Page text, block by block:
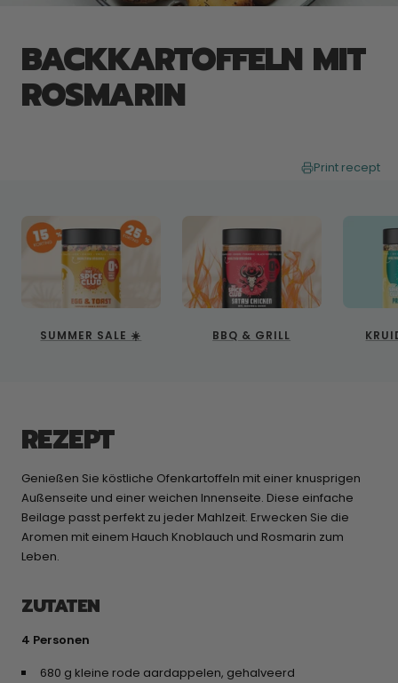
BACKKARTOFFELN MIT
ROSMARIN
Print recept
SUMMER SALE ☀️ BBQ & GRILL
REZEPT
Genießen Sie köstliche Ofenkartoffeln mit einer knusprigen
Außenseite und einer weichen Innenseite. Diese einfache
Beilage passt perfekt zu jeder Mahlzeit. Erwecken Sie die
Aromen mit einem Hauch Knoblauch und Rosmarin zum
Leben.
ZUTATEN
4 Personen
680 g kleine rode aardappelen, gehalveerd